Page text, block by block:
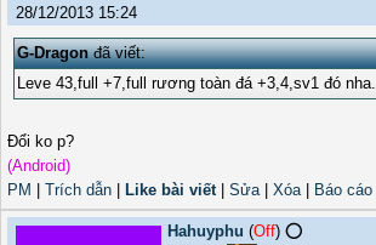
28/12/2013 15:24
G-Dragonđã viết:
Leve 43,full +7,full rương toàn đá +3,4,sv1 đó nha.
Đổi ko p?
(Android)
PM
Trích dẫn Like bài viết| Sửa| Xóa| Báo cáo
Hahuyphu (Off) ⭕️